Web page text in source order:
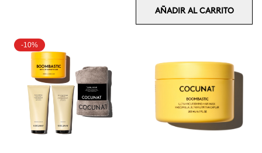
AÑADIR AL CARRITO
-10%